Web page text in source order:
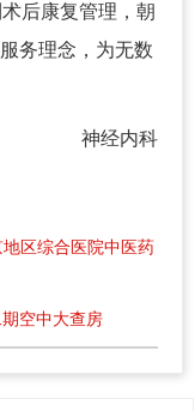
后康复管理，朝
务理念，为无数
神经内科
区综合医院中医药
空中大查房